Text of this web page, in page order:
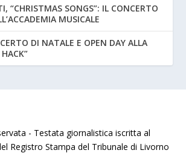
“CHRISTMAS SONGS”: IL CONCERTO
MUSICALE
DI NATALE E OPEN DAY ALLA
- Testata giornalistica iscritta al
Registro Stampa del Tribunale di Livorno